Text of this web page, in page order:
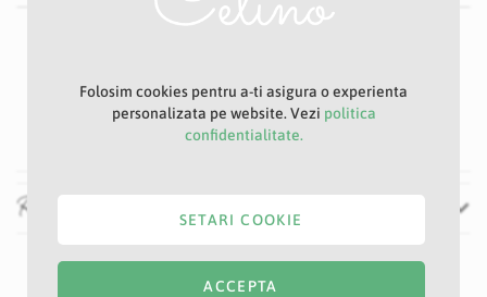
Negru
8 cm
Recenzii
Folosim cookies pentru a-ti asigura o experienta
personalizata pe website. Vezi politica
confidentialitate.
ACCEPTA
SETARI COOKIE